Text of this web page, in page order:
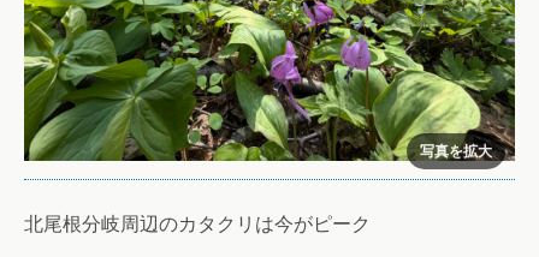
北尾根分岐周辺のカタクリは今がピーク